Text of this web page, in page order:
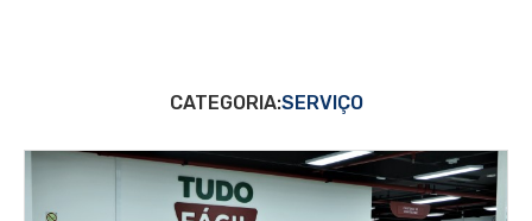
CATEGORIA:SERVIÇO